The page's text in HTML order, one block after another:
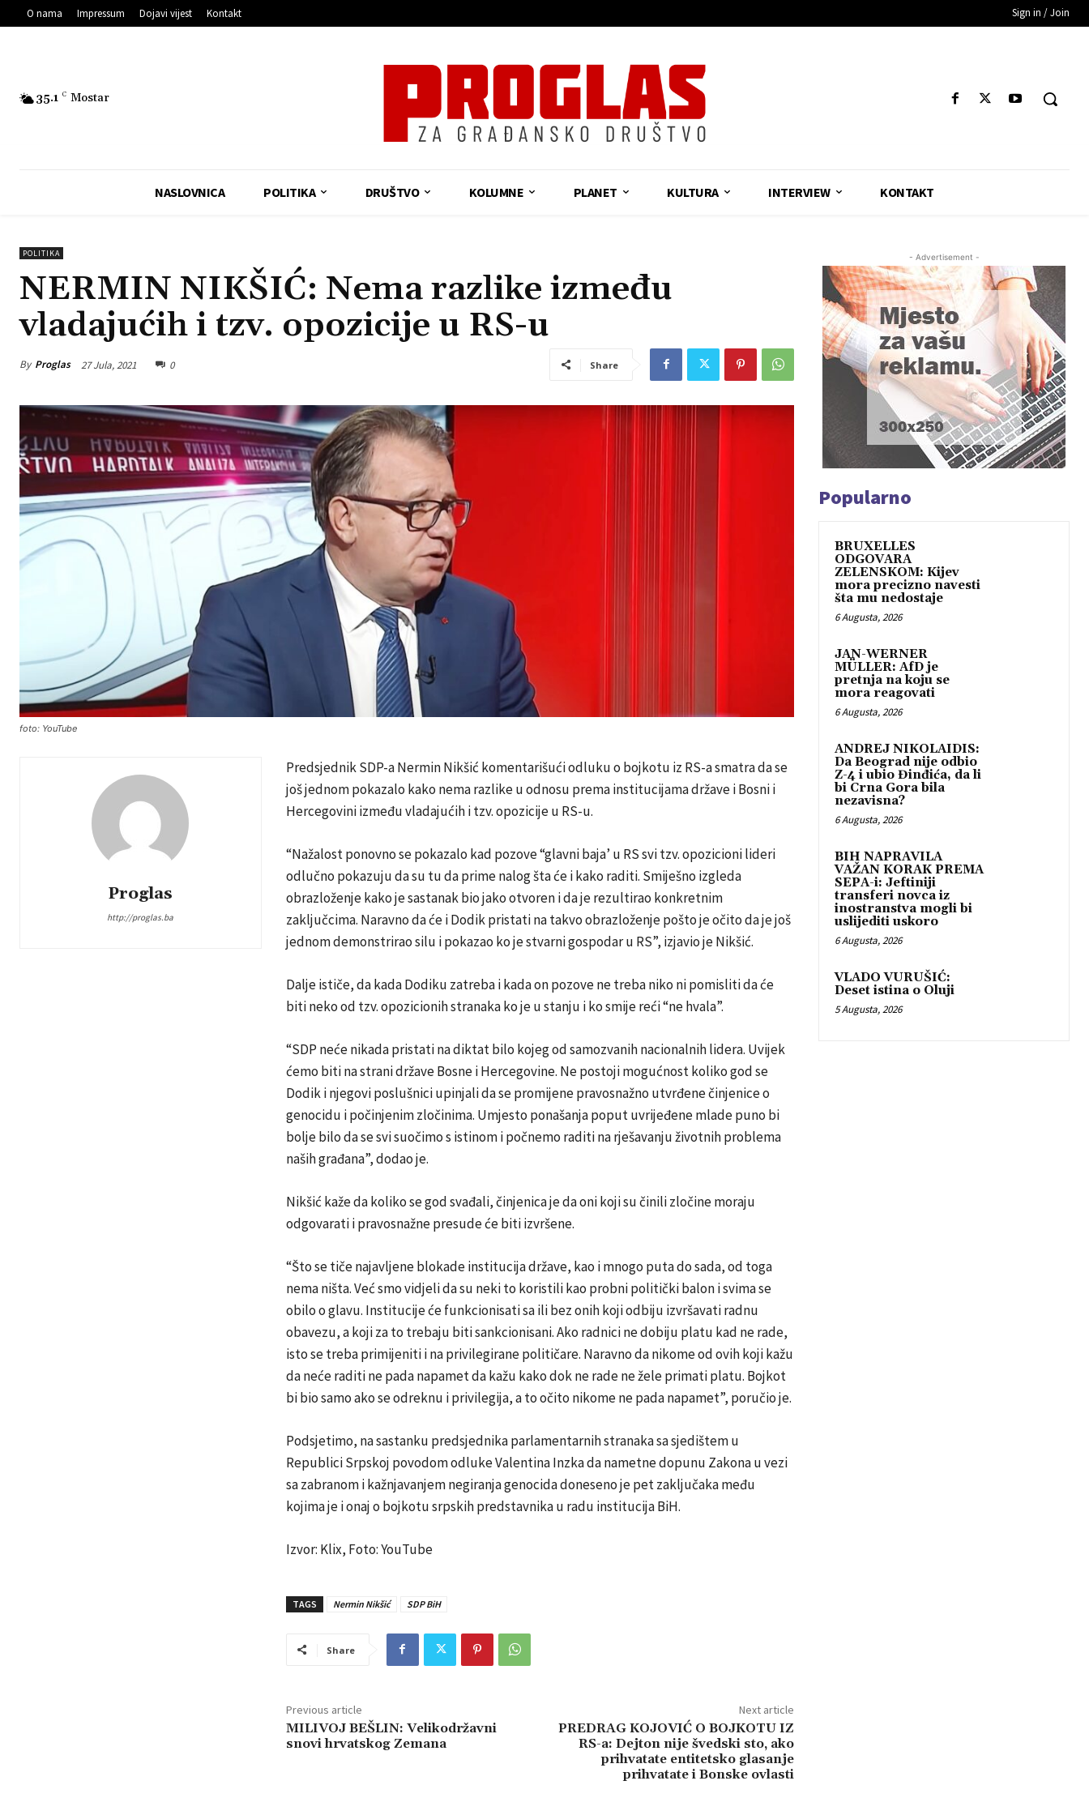
O nama Impressum Dojavi vijest Kontakt Sign in / Join
35.1 C Mostar
NASLOVNICA POLITIKA DRUŠTVO KOLUMNE PLANET KULTURA INTERVIEW KONTAKT
POLITIKA
NERMIN NIKŠIĆ: Nema razlike između
vladajućih i tzv. opozicije u RS-u
By Proglas 27 Jula, 2021 0 Share
foto: YouTube
Proglas
http://proglas.ba
Predsjednik SDP-a Nermin Nikšić komentarišući odluku o bojkotu iz RS-a smatra da se
još jednom pokazalo kako nema razlike u odnosu prema institucijama države i Bosni i
Hercegovini između vladajućih i tzv. opozicije u RS-u.
“Nažalost ponovno se pokazalo kad pozove “glavni baja’ u RS svi tzv. opozicioni lideri
odlučno pokazuju da su tu da prime nalog šta će i kako raditi. Smiješno izgleda
obrazloženje kako je sastanak bio jako otvoren i da je rezultirao konkretnim
zaključcima. Naravno da će i Dodik pristati na takvo obrazloženje pošto je očito da je još
jednom demonstrirao silu i pokazao ko je stvarni gospodar u RS”, izjavio je Nikšić.
Dalje ističe, da kada Dodiku zatreba i kada on pozove ne treba niko ni pomisliti da će
biti neko od tzv. opozicionih stranaka ko je u stanju i ko smije reći “ne hvala”.
“SDP neće nikada pristati na diktat bilo kojeg od samozvanih nacionalnih lidera. Uvijek
ćemo biti na strani države Bosne i Hercegovine. Ne postoji mogućnost koliko god se
Dodik i njegovi poslušnici upinjali da se promijene pravosnažno utvrđene činjenice o
genocidu i počinjenim zločinima. Umjesto ponašanja poput uvrijeđene mlade puno bi
bolje bilo da se svi suočimo s istinom i počnemo raditi na rješavanju životnih problema
naših građana”, dodao je.
Nikšić kaže da koliko se god svađali, činjenica je da oni koji su činili zločine moraju
odgovarati i pravosnažne presude će biti izvršene.
“Što se tiče najavljene blokade institucija države, kao i mnogo puta do sada, od toga
nema ništa. Već smo vidjeli da su neki to koristili kao probni politički balon i svima se
obilo o glavu. Institucije će funkcionisati sa ili bez onih koji odbiju izvršavati radnu
obavezu, a koji za to trebaju biti sankcionisani. Ako radnici ne dobiju platu kad ne rade,
isto se treba primijeniti i na privilegirane političare. Naravno da nikome od ovih koji kažu
da neće raditi ne pada napamet da kažu kako dok ne rade ne žele primati platu. Bojkot
bi bio samo ako se odreknu i privilegija, a to očito nikome ne pada napamet”, poručio je.
Podsjetimo, na sastanku predsjednika parlamentarnih stranaka sa sjedištem u
Republici Srpskoj povodom odluke Valentina Inzka da nametne dopunu Zakona u vezi
sa zabranom i kažnjavanjem negiranja genocida doneseno je pet zaključaka među
kojima je i onaj o bojkotu srpskih predstavnika u radu institucija BiH.
Izvor: Klix, Foto: YouTube
TAGS Nermin Nikšić SDP BiH
Share
Previous article
MILIVOJ BEŠLIN: Velikodržavni
snovi hrvatskog Zemana
Next article
PREDRAG KOJOVIĆ O BOJKOTU IZ
RS-a: Dejton nije švedski sto, ako
prihvatate entitetsko glasanje
prihvatate i Bonske ovlasti
- Advertisement -
Popularno
BRUXELLES
ODGOVARA
ZELENSKOM: Kijev
mora precizno navesti
šta mu nedostaje
6 Augusta, 2026
JAN-WERNER
MÜLLER: AfD je
pretnja na koju se
mora reagovati
6 Augusta, 2026
ANDREJ NIKOLAIDIS:
Da Beograd nije odbio
Z-4 i ubio Đinđića, da li
bi Crna Gora bila
nezavisna?
6 Augusta, 2026
BIH NAPRAVILA
VAŽAN KORAK PREMA
SEPA-i: Jeftiniji
transferi novca iz
inostranstva mogli bi
uslijediti uskoro
6 Augusta, 2026
VLADO VURUŠIĆ:
Deset istina o Oluji
5 Augusta, 2026